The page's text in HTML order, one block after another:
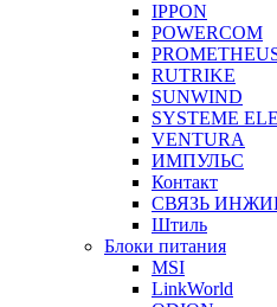
IPPON
POWERCOM
RUTRIKE
SUNWIND
SYSTEME
VENTURA
ИМПУЛЬС
Контакт
СВЯЗЬ
Штиль
Блоки питания
MSI
LinkWorld